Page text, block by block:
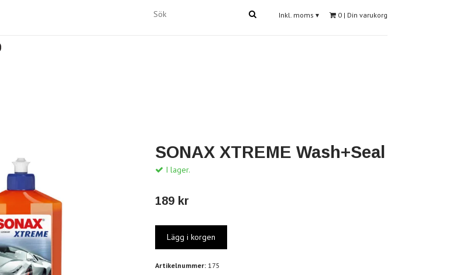
Inkl. moms ▾ 0 | Din varukorg
SONAX XTREME Wash+Seal
I lager.
189 kr
Artikelnummer: 175